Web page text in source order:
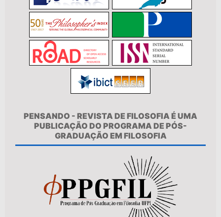
PENSANDO - REVISTA DE FILOSOFIA É UMA
PUBLICAÇÃO DO PROGRAMA DE PÓS-
GRADUAÇÃO EM FILOSOFIA